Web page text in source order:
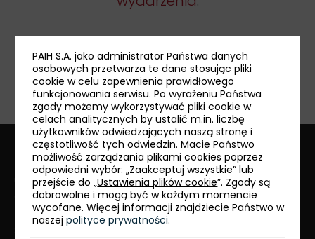
udostępnij:
Polska Agencja Inwestycji i Handlu S.A.
ul. Krucza 50
00-025 Warszawa
Serwis PAIH24:+48 22 334 99 55
PAIH S.A. jako administrator Państwa danych
osobowych przetwarza te dane stosując pliki
cookie w celu zapewnienia prawidłowego
funkcjonowania serwisu. Po wyrażeniu Państwa
zgody możemy wykorzystywać pliki cookie w
celach analitycznych by ustalić m.in. liczbę
użytkowników odwiedzających naszą stronę i
częstotliwość tych odwiedzin. Macie Państwo
możliwość zarządzania plikami cookies poprzez
odpowiedni wybór: „Zaakceptuj wszystkie” lub
przejście do „Ustawienia plików cookie”. Zgody są
dobrowolne i mogą być w każdym momencie
wycofane. Więcej informacji znajdziecie Państwo w
naszejpolityce prywatności.